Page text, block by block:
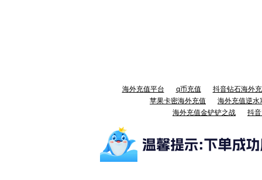
海外充值平台 q币充值
抖音钻石海外
苹果卡密海外充值
海外充值逆水
海外充值金铲铲之战
抖